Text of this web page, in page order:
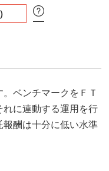
ベンチマークをＦＴ
に連動する運用を行
酬は十分に低い水準